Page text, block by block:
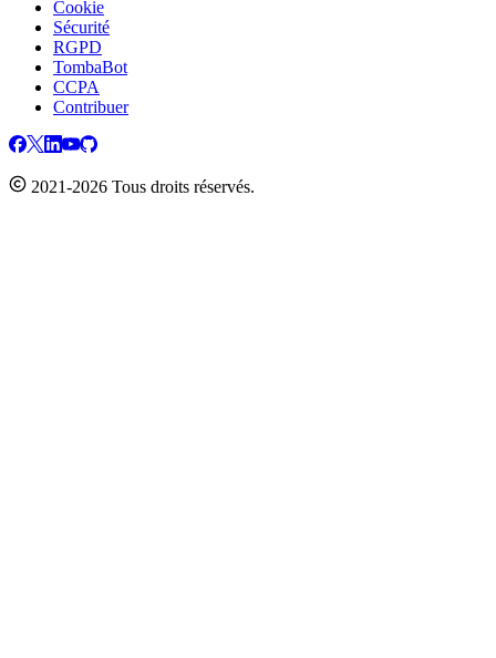
Cookie
Sécurité
RGPD
TombaBot
CCPA
Contribuer
2021-2026 Tous droits réservés.